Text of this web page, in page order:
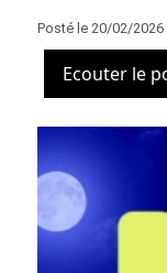
Posté le 20/02/2026
Ecouter le